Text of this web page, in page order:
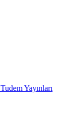
Yayınları